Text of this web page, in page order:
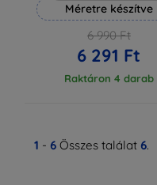
Méretre készítve
6 990 Ft
6 291 Ft
Raktáron 4 darab
1 - 6 Összes találat 6.